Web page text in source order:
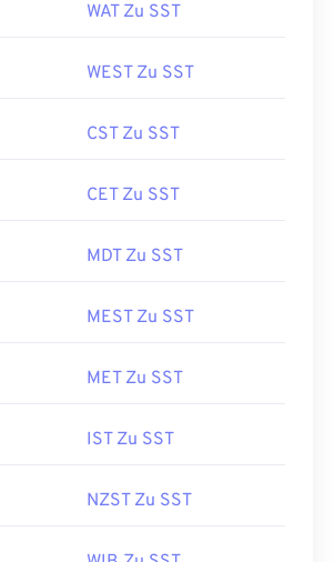
WAT Zu SST
WEST Zu SST
CST Zu SST
CET Zu SST
MDT Zu SST
MEST Zu SST
MET Zu SST
IST Zu SST
NZST Zu SST